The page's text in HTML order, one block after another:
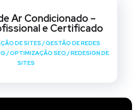
Ar Condicionado –
e Certificado
DE SITES /GESTÃO DE REDES
/OPTIMIZAÇÃO SEO /REDESIGN DE
SITES